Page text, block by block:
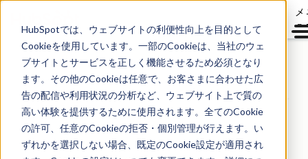
HubSpotでは、ウェブサイトの利便性向上を目的として
Cookieを使用しています。一部のCookieは、当社のウェ
ブサイトとサービスを正しく機能させるため必須となり
ます。その他のCookieは任意で、お客さまに合わせた広
告の配信や利用状況の分析など、ウェブサイト上で質の
高い体験を提供するために使用されます。全てのCookie
の許可、任意のCookieの拒否・個別管理が行えます。い
ずれかを選択しない場合、既定のCookie設定が適用され
HubSpotノウハウ無料
ダウンロード資料